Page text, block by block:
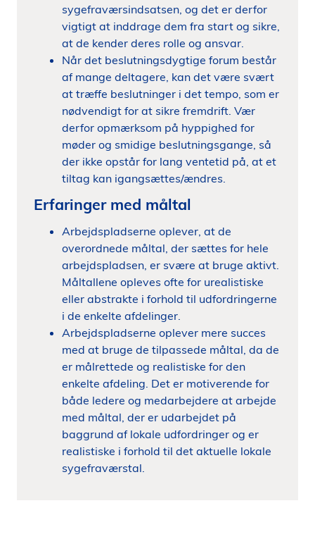
sygefraværsindsatsen, og det er derfor
vigtigt at inddrage dem fra start og sikre,
at de kender deres rolle og ansvar.
Når det beslutningsdygtige forum består
af mange deltagere, kan det være svært
at træffe beslutninger i det tempo, som er
nødvendigt for at sikre fremdrift. Vær
derfor opmærksom på hyppighed for
møder og smidige beslutningsgange, så
der ikke opstår for lang ventetid på, at et
tiltag kan igangsættes/ændres.
Erfaringer med måltal
Arbejdspladserne oplever, at de
overordnede måltal, der sættes for hele
arbejdspladsen, er svære at bruge aktivt.
Måltallene opleves ofte for urealistiske
eller abstrakte i forhold til udfordringerne
i de enkelte afdelinger.
Arbejdspladserne oplever mere succes
med at bruge de tilpassede måltal, da de
er målrettede og realistiske for den
enkelte afdeling. Det er motiverende for
både ledere og medarbejdere at arbejde
med måltal, der er udarbejdet på
baggrund af lokale udfordringer og er
realistiske i forhold til det aktuelle lokale
sygefraværstal.